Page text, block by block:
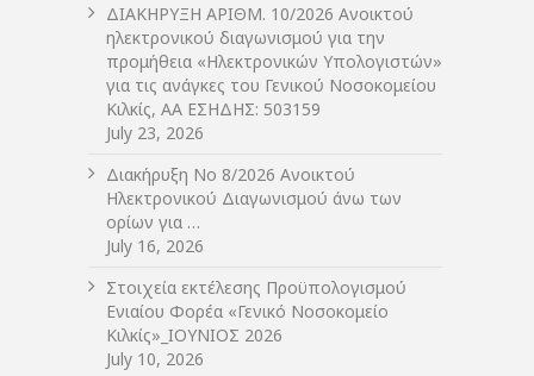
ΔIΑΚΗΡΥΞΗ ΑΡIΘΜ. 10/2026 Ανοικτού
ηλεκτρονικού διαγωνισμού για την
προμήθεια «Ηλεκτρονικών Υπολογιστών»
για τις ανάγκες του Γενικού Νοσοκομείου
Κιλκίς, ΑΑ ΕΣΗΔΗΣ: 503159
July 23, 2026
Διακήρυξη Νο 8/2026 Ανοικτού
Ηλεκτρονικού Διαγωνισμού άνω των
ορίων για …
July 16, 2026
Στοιχεία εκτέλεσης Προϋπολογισμού
Ενιαίου Φορέα «Γενικό Νοσοκομείο
Κιλκίς»_ΙΟΥΝΙΟΣ 2026
July 10, 2026